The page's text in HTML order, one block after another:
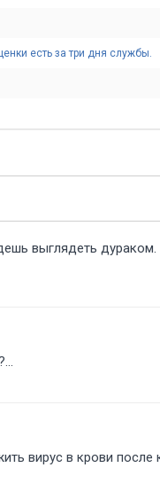
есть за три дня службы.
выглядеть дураком.
вирус в крови